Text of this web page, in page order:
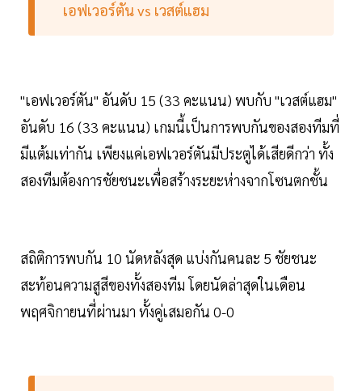
เอฟเวอร์ตัน vs เวสต์แฮม
"เอฟเวอร์ตัน" อันดับ 15 (33 คะแนน) พบกับ "เวสต์แฮม"
อันดับ 16 (33 คะแนน) เกมนี้เป็นการพบกันของสองทีมที่
มีแต้มเท่ากัน เพียงแค่เอฟเวอร์ตันมีประตูได้เสียดีกว่า ทั้ง
สองทีมต้องการชัยชนะเพื่อสร้างระยะห่างจากโซนตกชั้น
สถิติการพบกัน 10 นัดหลังสุด แบ่งกันคนละ 5 ชัยชนะ
สะท้อนความสูสีของทั้งสองทีม โดยนัดล่าสุดในเดือน
พฤศจิกายนที่ผ่านมา ทั้งคู่เสมอกัน 0-0